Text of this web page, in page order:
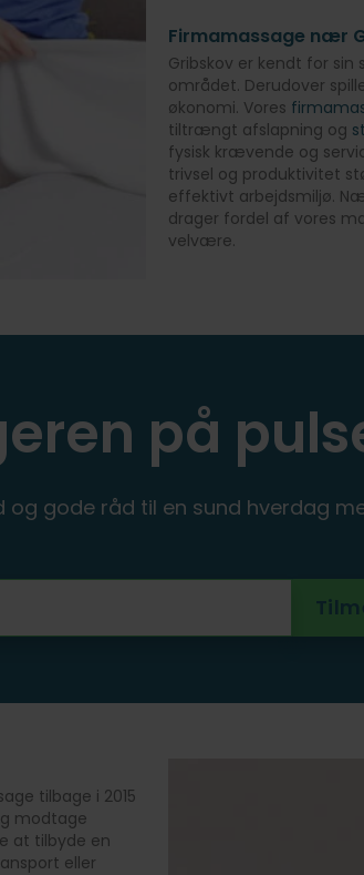
Firmamassage nær
Gribskov er kendt for
området. Derudover
økonomi. Vores
tiltrængt afslapning og
fysisk krævende og
trivsel og produktivitet
effektivt arbejdsmiljø.
drager fordel af vores
velvære.
på
gode råd til en sund hverdag
tilbage i 2015
modtage
at tilbyde en
eller